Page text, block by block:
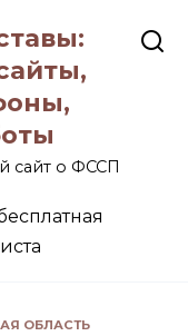
сайт о ФССП
ОБЛАСТЬ